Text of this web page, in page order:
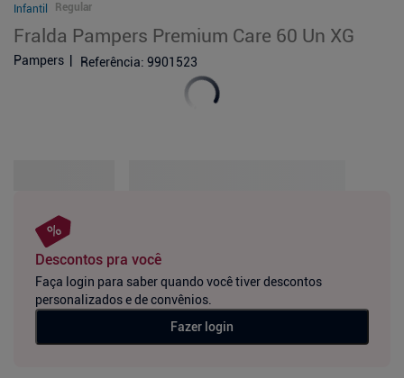
Infantil Regular
Fralda Pampers Premium Care 60 Un XG
Pampers Referência: 9901523
Descontos pra você
Faça login para saber quando você tiver descontos
personalizados e de convênios.
Fazer login